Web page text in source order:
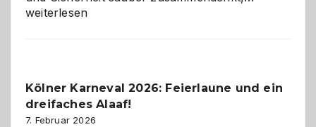
geworden
weiterlesen
Kölner Karneval 2026: Feierlaune und ein
dreifaches Alaaf!
7. Februar 2026